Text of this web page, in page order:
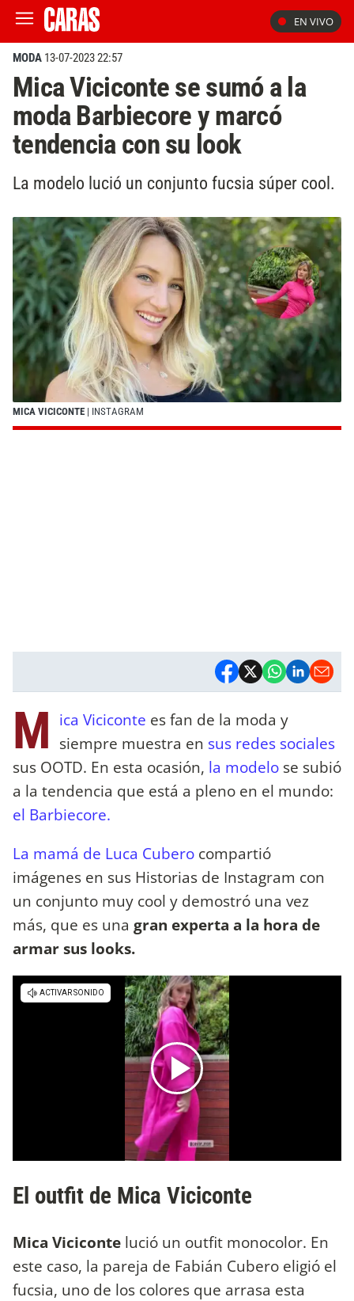
EN VIVO
MODA 13-07-2023 22:57
Mica Viciconte se sumó a la
moda Barbiecore y marcó
tendencia con su look
La modelo lució un conjunto fucsia súper cool.
MICA VICICONTE | INSTAGRAM
M ica Viciconte es fan de la moda y
siempre muestra en sus redes sociales
sus OOTD. En esta ocasión, la modelo se subió
a la tendencia que está a pleno en el mundo:
el Barbiecore.
La mamá de Luca Cubero compartió
imágenes en sus Historias de Instagram con
un conjunto muy cool y demostró una vez
más, que es una gran experta a la hora de
armar sus looks.
El outfit de Mica Viciconte
Mica Viciconte lució un outfit monocolor. En
este caso, la pareja de Fabián Cubero eligió el
fucsia, uno de los colores que arrasa esta